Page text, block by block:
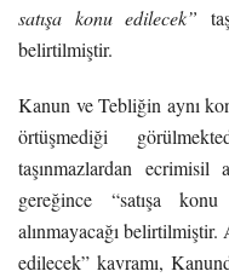
satışa konu edilecek”
belirtilmiştir.
Kanun ve Tebliğin aynı
örtüşmediği
taşınmazlardan ecrimisil
gereğince “satışa
alınmayacağı belirtilmiştir.
edilecek” kavramı,